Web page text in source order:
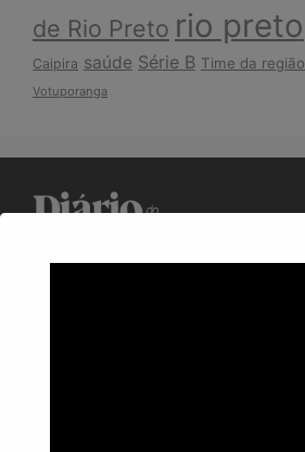
de Rio Preto rio preto
Caipira saúde Série B Time da região
Votuporanga